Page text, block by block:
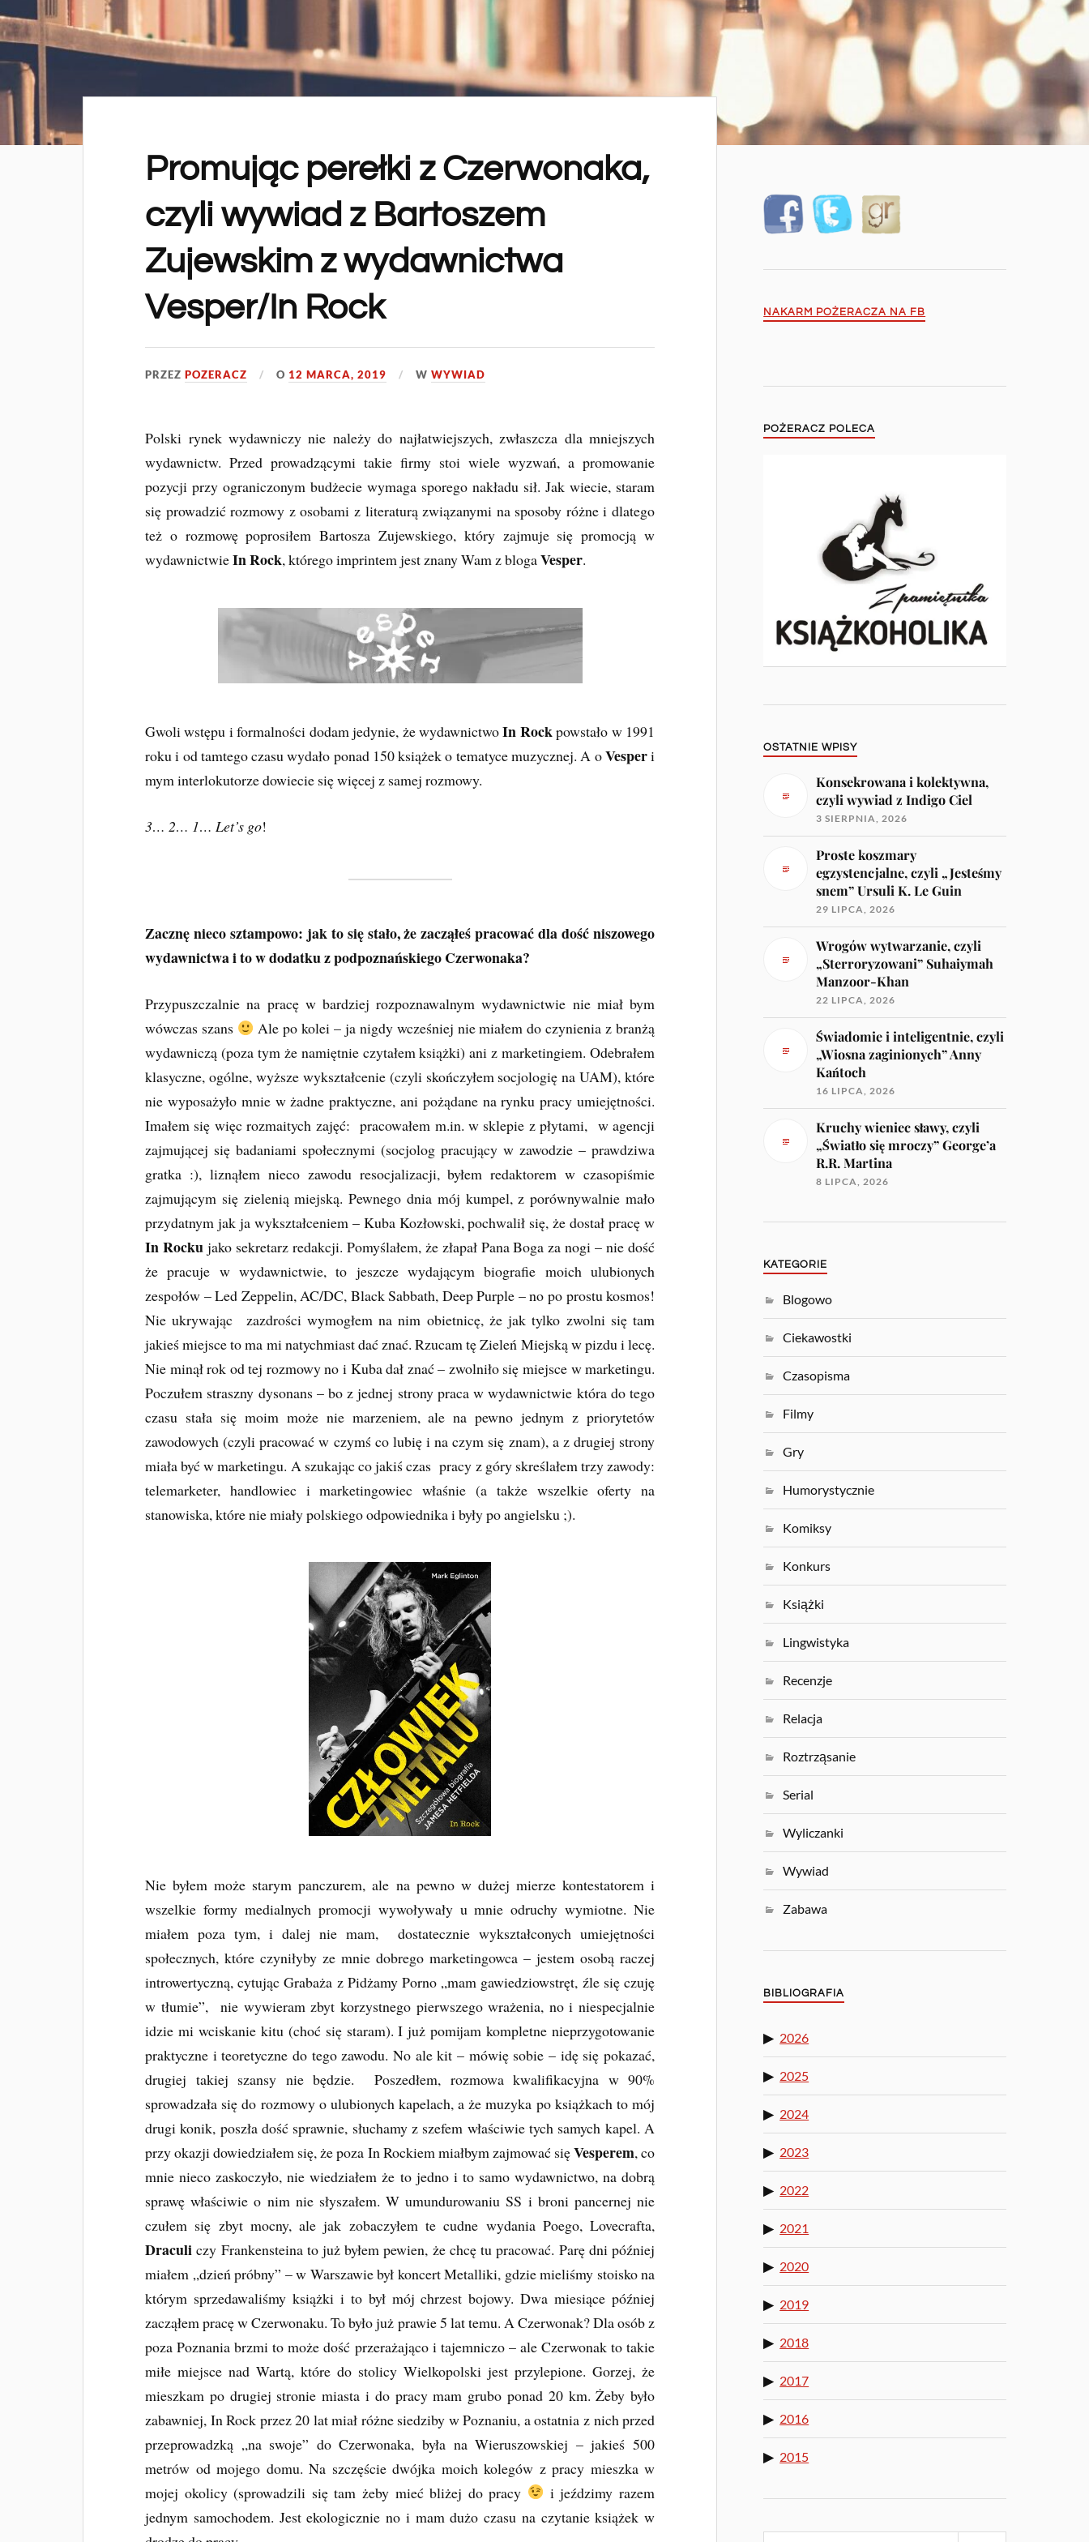
Promując perełki z Czerwonaka,
czyli wywiad z Bartoszem
Zujewskim z wydawnictwa
Vesper/In Rock
PRZEZPOZERACZ O 12 MARCA, 2019 WWYWIAD
Polski rynek wydawniczy nie należy do najłatwiejszych, zwłaszcza dla mniejszych
wydawnictw. Przed prowadzącymi takie firmy stoi wiele wyzwań, a promowanie
pozycji przy ograniczonym budżecie wymaga sporego nakładu sił. Jak wiecie, staram
się prowadzić rozmowy z osobami z literaturą związanymi na sposoby różne i dlatego
też o rozmowę poprosiłem Bartosza Zujewskiego, który zajmuje się promocją w
wydawnictwieIn Rock, którego imprintem jest znany Wam z blogaVesper.
Gwoli wstępu i formalności dodam jedynie, że wydawnictwoIn Rockpowstało w 1991
roku i od tamtego czasu wydało ponad 150 książek o tematyce muzycznej. A oVesperi
mym interlokutorze dowiecie się więcej z samej rozmowy.
3… 2… 1… Let’s go!
Zacznę nieco sztampowo: jak to się stało, że zacząłeś pracować dla dość niszowego
wydawnictwa i to w dodatku z podpoznańskiego Czerwonaka?
Przypuszczalnie na pracę w bardziej rozpoznawalnym wydawnictwie nie miał bym
wówczas szans
Ale po kolei – ja nigdy wcześniej nie miałem do czynienia z branżą
wydawniczą (poza tym że namiętnie czytałem książki) ani z marketingiem. Odebrałem
klasyczne, ogólne, wyższe wykształcenie (czyli skończyłem socjologię na UAM), które
nie wyposażyło mnie w żadne praktyczne, ani pożądane na rynku pracy umiejętności.
Imałem się więc rozmaitych zajęć: pracowałem m.in. w sklepie z płytami, w agencji
zajmującej się badaniami społecznymi (socjolog pracujący w zawodzie – prawdziwa
gratka :), liznąłem nieco zawodu resocjalizacji, byłem redaktorem w czasopiśmie
zajmującym się zielenią miejską. Pewnego dnia mój kumpel, z porównywalnie mało
przydatnym jak ja wykształceniem – Kuba Kozłowski, pochwalił się, że dostał pracę w
In Rocku jako sekretarz redakcji. Pomyślałem, że złapał Pana Boga za nogi – nie dość
że pracuje w wydawnictwie, to jeszcze wydającym biografie moich ulubionych
zespołów – Led Zeppelin, AC/DC, Black Sabbath, Deep Purple – no po prostu kosmos!
Nie ukrywając zazdrości wymogłem na nim obietnicę, że jak tylko zwolni się tam
jakieś miejsce to ma mi natychmiast dać znać. Rzucam tę Zieleń Miejską w pizdu i lecę.
Nie minął rok od tej rozmowy no i Kuba dał znać – zwolniło się miejsce w marketingu.
Poczułem straszny dysonans – bo z jednej strony praca w wydawnictwie która do tego
czasu stała się moim może nie marzeniem, ale na pewno jednym z priorytetów
zawodowych (czyli pracować w czymś co lubię i na czym się znam), a z drugiej strony
miała być w marketingu. A szukając co jakiś czas pracy z góry skreślałem trzy zawody:
telemarketer, handlowiec i marketingowiec właśnie (a także wszelkie oferty na
stanowiska, które nie miały polskiego odpowiednika i były po angielsku ;).
Nie byłem może starym panczurem, ale na pewno w dużej mierze kontestatorem i
wszelkie formy medialnych promocji wywoływały u mnie odruchy wymiotne. Nie
miałem poza tym, i dalej nie mam, dostatecznie wykształconych umiejętności
społecznych, które czyniłyby ze mnie dobrego marketingowca – jestem osobą raczej
introwertyczną, cytując Grabaża z Pidżamy Porno „mam gawiedziowstręt, źle się czuję
w tłumie”, nie wywieram zbyt korzystnego pierwszego wrażenia, no i niespecjalnie
idzie mi wciskanie kitu (choć się staram). I już pomijam kompletne nieprzygotowanie
praktyczne i teoretyczne do tego zawodu. No ale kit – mówię sobie – idę się pokazać,
drugiej takiej szansy nie będzie. Poszedłem, rozmowa kwalifikacyjna w 90%
sprowadzała się do rozmowy o ulubionych kapelach, a że muzyka po książkach to mój
drugi konik, poszła dość sprawnie, słuchamy z szefem właściwie tych samych kapel. A
przy okazji dowiedziałem się, że poza In Rockiem miałbym zajmować sięVesperem, co
mnie nieco zaskoczyło, nie wiedziałem że to jedno i to samo wydawnictwo, na dobrą
sprawę właściwie o nim nie słyszałem. W umundurowaniu SS i broni pancernej nie
czułem się zbyt mocny, ale jak zobaczyłem te cudne wydania Poego, Lovecrafta,
Draculi czy Frankensteina to już byłem pewien, że chcę tu pracować. Parę dni później
miałem „dzień próbny” – w Warszawie był koncert Metalliki, gdzie mieliśmy stoisko na
którym sprzedawaliśmy książki i to był mój chrzest bojowy. Dwa miesiące później
zacząłem pracę w Czerwonaku. To było już prawie 5 lat temu. A Czerwonak? Dla osób z
poza Poznania brzmi to może dość przerażająco i tajemniczo – ale Czerwonak to takie
miłe miejsce nad Wartą, które do stolicy Wielkopolski jest przylepione. Gorzej, że
mieszkam po drugiej stronie miasta i do pracy mam grubo ponad 20 km. Żeby było
zabawniej, In Rock przez 20 lat miał różne siedziby w Poznaniu, a ostatnia z nich przed
przeprowadzką „na swoje” do Czerwonaka, była na Wieruszowskiej – jakieś 500
metrów od mojego domu. Na szczęście dwójka moich kolegów z pracy mieszka w
mojej okolicy (sprowadzili się tam żeby mieć bliżej do pracy
i jeździmy razem
jednym samochodem. Jest ekologicznie no i mam dużo czasu na czytanie książek w
NAKARM POŻERACZA NA FB
POŻERACZ POLECA
OSTATNIE WPISY
Konsekrowana i kolektywna,
czyli wywiad z Indigo Ciel
3 SIERPNIA, 2026
Proste koszmary
egzystencjalne, czyli „Jesteśmy
snem” Ursuli K. Le Guin
29 LIPCA, 2026
Wrogów wytwarzanie, czyli
„Sterroryzowani” Suhaiymah
Manzoor-Khan
22 LIPCA, 2026
Świadomie i inteligentnie, czyli
„Wiosna zaginionych” Anny
Kańtoch
16 LIPCA, 2026
Kruchy wieniec sławy, czyli
„Światło się mroczy” George’a
R.R. Martina
8 LIPCA, 2026
KATEGORIE
Blogowo
Ciekawostki
Czasopisma
Filmy
Gry
Humorystycznie
Komiksy
Konkurs
Książki
Lingwistyka
Recenzje
Relacja
Roztrząsanie
Serial
Wyliczanki
Wywiad
Zabawa
BIBLIOGRAFIA
2026
2025
2024
2023
2022
2021
2020
2019
2018
2017
2016
2015